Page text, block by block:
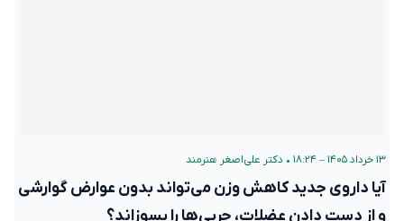
۱۳ خرداد ۱۴۰۵ – ۱۸:۲۴ • دکتر علی‌اصغر هنرمند
آیا داروی جدید کاهش وزن می‌تواند بدون عوارض گوارشی
و از دست دادن عضلات، چربی‌ها را بسوزاند؟